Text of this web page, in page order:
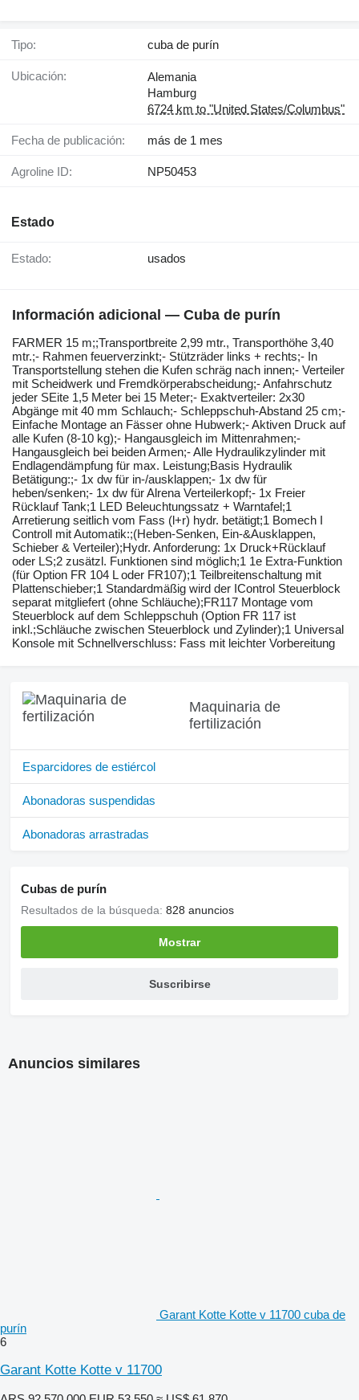
Tipo: cuba de purín
Ubicación:
Alemania
Hamburg
6724 km to "United States/Columbus"
Fecha de publicación: más de 1 mes
Agroline ID: NP50453
Estado
Estado: usados
Información adicional — Cuba de purín
FARMER ​​​​​​​​​‌‌​​​​‌​​​​​​​​​‌‌‌​‌​‌​​​​​​​​​‌‌‌​‌​​​​​​​​​​​‌‌​‌‌‌‌​​​​​​​​​‌‌​‌‌​​​​​​​​​​​‌‌​‌​​‌​​​​​​​​​‌‌​‌‌‌​​​​​​​​​​‌‌​​‌​‌15 m;;Transportbreite 2,99 mtr., Transporthöhe 3,40
mtr.;- Rahmen feuerverzinkt;- Stützräder links + rechts;- In
Transportstellung stehen die Kufen schräg nach innen;- Verteiler
mit Scheidwerk und Fremdkörperabscheidung;- Anfahrschutz
jeder SEite 1,5 Meter bei 15 Meter;- Exaktverteiler: 2x30
Abgänge mit 40 mm Schlauch;- Schleppschuh-Abstand 25 cm;-
Einfache Montage an Fässer ohne Hubwerk;- Aktiven Druck auf
alle Kufen (8-10 kg);- Hangausgleich im Mittenrahmen;-
Hangausgleich bei beiden Armen;- Alle Hydraulikzylinder mit
Endlagendämpfung für max. Leistung;Basis Hydraulik
Betätigung:;- 1x dw für in-/ausklappen;- 1x dw für
heben/senken;- 1x dw für Alrena Verteilerkopf;- 1x Freier
Rücklauf Tank;1 LED Beleuchtungssatz + Warntafel;1
Arretierung seitlich vom Fass (l+r) hydr. betätigt;1 Bomech I
Controll mit Automatik:;(Heben-Senken, Ein-&Ausklappen,
Schieber & Verteiler);Hydr. Anforderung: 1x Druck+Rücklauf
oder LS;2 zusätzl. Funktionen sind möglich;1 1e Extra-Funktion
(für Option FR 104 L oder FR107);1 Teilbreitenschaltung mit
Plattenschieber;1 Standardmäßig wird der IControl Steuerblock
separat mitgliefert (ohne Schläuche);FR117 Montage vom
Steuerblock auf dem Schleppschuh (Option FR 117 ist
inkl.;Schläuche zwischen Steuerblock und Zylinder);1 Universal
Konsole mit Schnellverschluss: Fass mit leichter Vorbereitung
Maquinaria de
fertilización
Esparcidores de estiércol
Abonadoras suspendidas
Abonadoras arrastradas
Cubas de purín
Resultados de la búsqueda: 828 anuncios
Mostrar
Suscribirse
Anuncios similares
Garant Kotte Kotte v 11700 cuba de
purín
6
Garant Kotte Kotte v 11700